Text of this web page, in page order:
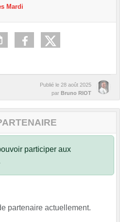
Mardi
Publié le 28 août 2025
par Bruno RIOT
participer aux
partenaire actuellement.